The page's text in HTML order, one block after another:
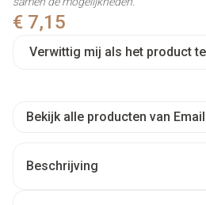
€ 7,15
Verwittig mij als het product
Bekijk alle producten van
Beschrijving